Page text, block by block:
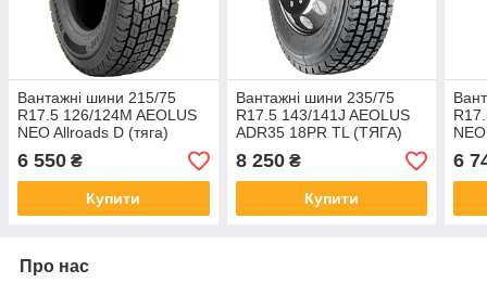
Вантажні шини 215/75
R17.5 126/124M AEOLUS
NEO Allroads D (тяга)
6 550 ₴
Купити
Вантажні шини 235/75
R17.5 143/141J AEOLUS
ADR35 18PR TL (ТЯГА)
8 250₴
Купити
6
Про нас